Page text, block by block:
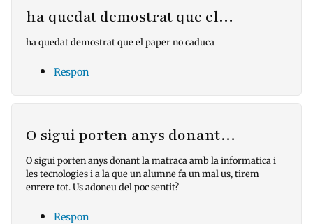
ha quedat demostrat que el…
ha quedat demostrat que el paper no caduca
Respon
O sigui porten anys donant…
O sigui porten anys donant la matraca amb la informatica i
les tecnologies i a la que un alumne fa un mal us, tirem
enrere tot. Us adoneu del poc sentit?
Respon